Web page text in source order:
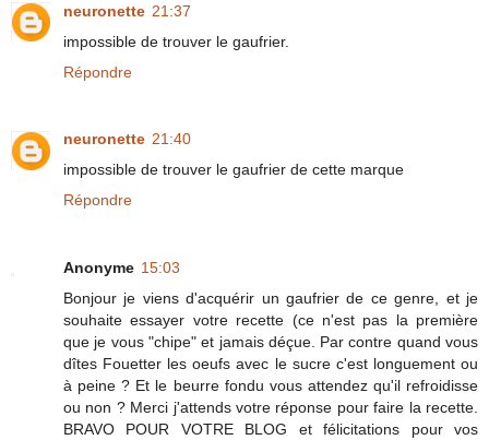
neuronette 21:37
impossible de trouver le gaufrier.
Répondre
neuronette 21:40
impossible de trouver le gaufrier de cette marque
Répondre
Anonyme 15:03
Bonjour je viens d'acquérir un gaufrier de ce genre, et je
souhaite essayer votre recette (ce n'est pas la première
que je vous "chipe" et jamais déçue. Par contre quand vous
dîtes Fouetter les oeufs avec le sucre c'est longuement ou
à peine ? Et le beurre fondu vous attendez qu'il refroidisse
ou non ? Merci j'attends votre réponse pour faire la recette.
BRAVO POUR VOTRE BLOG et félicitations pour vos